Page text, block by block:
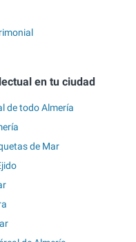
en tu ciudad
de todo Almería
de Mar